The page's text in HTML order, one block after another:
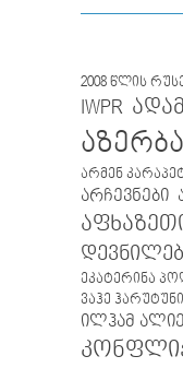
2008 წლის
IWPR
არმენ
არჩევნები
ეკატერინა
ვაჰე
ილჰამ